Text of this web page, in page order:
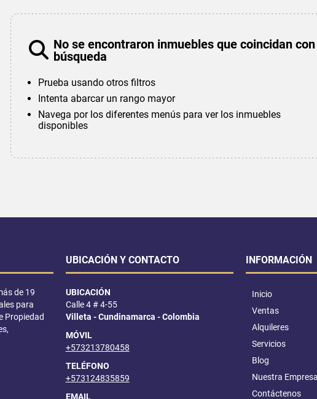
No se encontraron inmuebles que coincidan
búsqueda
Prueba usando otros filtros
Intenta abarcar un rango mayor
Navega por los diferentes menús para ver los inmuebles
disponibles
de 19
para
Propiedad
UBICACIÓN Y CONTACTO
UBICACIÓN
Calle 4 # 4-55
Villeta - Cundinamarca - Colombia
MÓVIL
+573213780458
TELÉFONO
+573124835859
EMAIL
INFORMACIÓN
Inicio
Ventas
Alquileres
Servicios
Blog
Nuestra
Contáctenos